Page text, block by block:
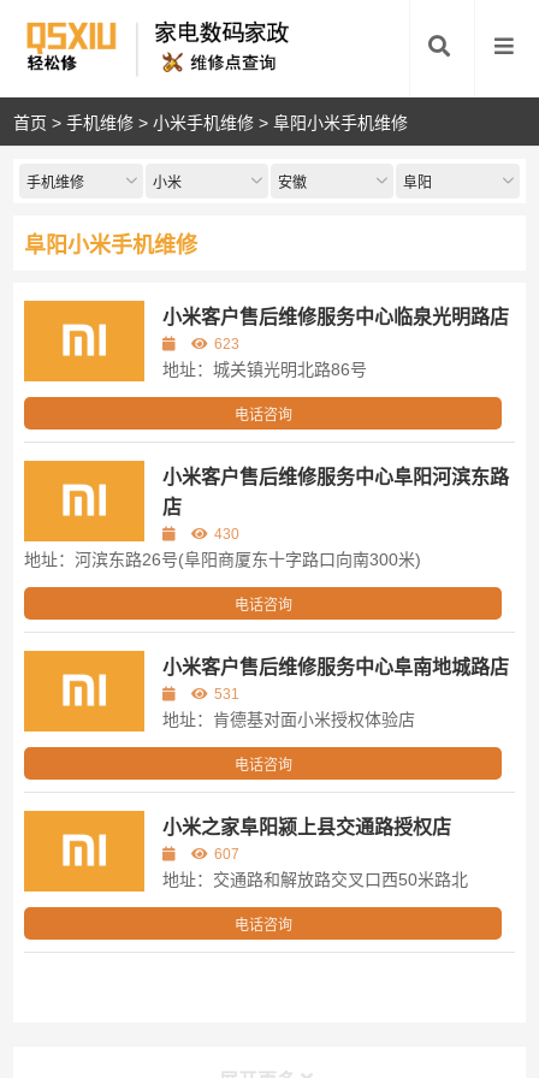
首页 >手机维修 >小米手机维修 >阜阳小米手机维修
手机维修 小米 安徽 阜阳
阜阳小米手机维修
小米客户售后维修服务中心临泉光明路店
623
地址：城关镇光明北路86号
电话咨询
小米客户售后维修服务中心阜阳河滨东路
店
430
地址：河滨东路26号(阜阳商厦东十字路口向南300米)
电话咨询
小米客户售后维修服务中心阜南地城路店
531
地址：肯德基对面小米授权体验店
电话咨询
小米之家阜阳颍上县交通路授权店
607
地址：交通路和解放路交叉口西50米路北
电话咨询